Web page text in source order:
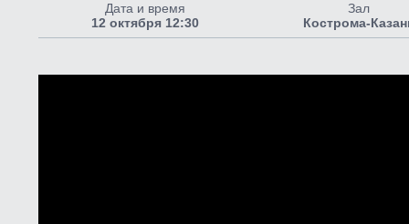
Дата и время
12 октября 12:30
Зал
Кострома-